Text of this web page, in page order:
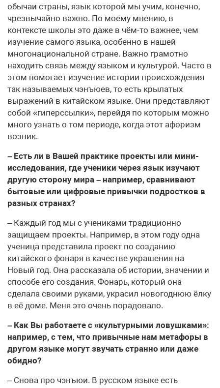
обычаи страны, язык которой мы учим, конечно,
чрезвычайно важно. По моему мнению, в
контексте школы это даже в чём-то важнее, чем
изучение самого языка, особенно в нашей
многонациональной стране. Важно грамотно
находить связь между языком и культурой. Часто в
этом помогает изучение истории происхождения
так называемых чэнъюев, то есть крылатых
выражений в китайском языке. Они представляют
собой «гиперссылки», перейдя по которым можно
много узнать о том периоде, когда этот афоризм
возник.
– Есть ли в Вашей практике проекты или мини-
исследования, где ученики через язык изучают
другую сторону мира – например, сравнивают
бытовые или цифровые привычки подростков в
разных странах?
– Каждый год мы с учениками традиционно
защищаем проекты. Например, в этом году одна
ученица представила проект по созданию
китайского фонаря в качестве украшения на
Новый год. Она рассказала об истории, значении и
способе его создания. Фонарь, который она
сделала своими руками, украсил новогоднюю ёлку
в её доме. Меня это очень порадовало.
– Как Вы работаете с «культурными ловушками»:
например, с тем, что привычные нам метафоры в
другом языке могут звучать странно или даже
обидно?
– Снова про чэнъюи. В русском языке есть